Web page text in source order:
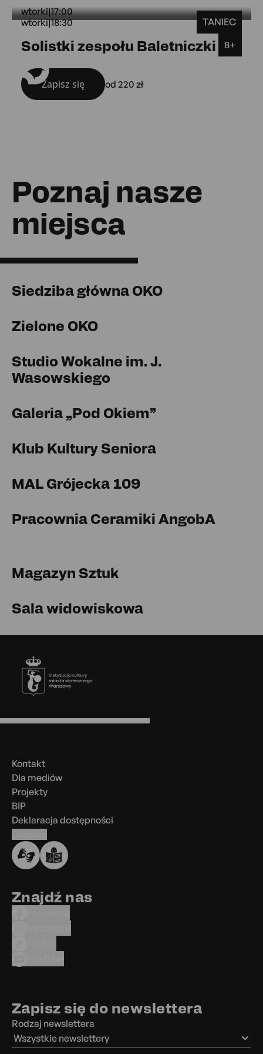
TANIEC
8+
wtorki|17:00
wtorki|18:30
Solistki zespołu Baletniczki
Zapisz się od 220 zł
Poznaj nasze
miejsca
Siedziba główna OKO
Zielone OKO
Studio Wokalne im. J.
Wasowskiego
Galeria „Pod Okiem”
Klub Kultury Seniora
MAL Grójecka 109
Pracownia Ceramiki AngobA
Magazyn Sztuk
Sala widowiskowa
Stopka
Menu
Kontakt
Dla mediów
Projekty
BIP
Deklaracja dostępności
Znajdź nas
Zapisz się do newslettera
Rodzaj newslettera
Wszystkie newslettery